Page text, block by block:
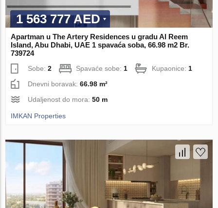
1 563 777 AED
Apartman u The Artery Residences u gradu Al Reem
Island, Abu Dhabi, UAE 1 spavaća soba, 66.98 m2 Br.
739724
Sobe:2 Spavaće sobe: 1 Kupaonice: 1
Dnevni boravak:66.98 m²
Udaljenost do mora:50 m
IMKAN Properties